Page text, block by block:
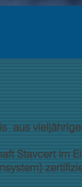
aus
Stavcert im